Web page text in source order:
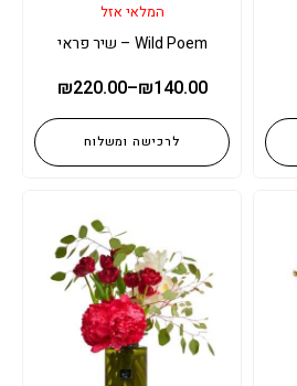
המלאי אזל
Wild Poem – שיר פראי
₪140.00
–
₪220.00
לרכישה ומשלוח